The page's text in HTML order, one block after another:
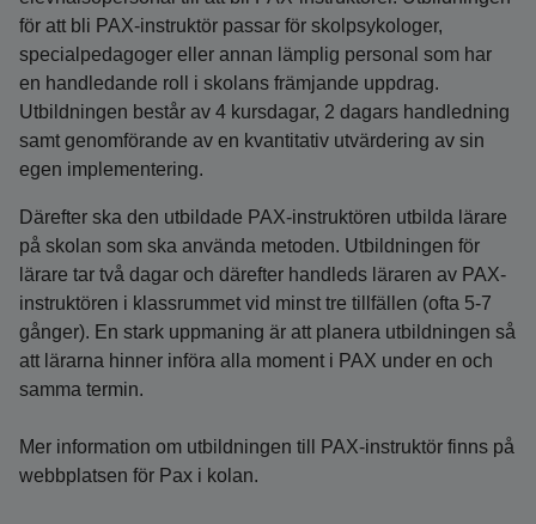
för att bli PAX-instruktör passar för skolpsykologer,
specialpedagoger eller annan lämplig personal som har
en handledande roll i skolans främjande uppdrag.
Utbildningen består av 4 kursdagar, 2 dagars handledning
samt genomförande av en kvantitativ utvärdering av sin
egen implementering.
Därefter ska den utbildade PAX-instruktören utbilda lärare
på skolan som ska använda metoden. Utbildningen för
lärare tar två dagar och därefter handleds läraren av PAX-
instruktören i klassrummet vid minst tre tillfällen (ofta 5-7
gånger). En stark uppmaning är att planera utbildningen så
att lärarna hinner införa alla moment i PAX under en och
samma termin.
Mer information om utbildningen till PAX-instruktör finns på
webbplatsen för Pax i kolan.